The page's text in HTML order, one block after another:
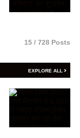
15 / 728 Posts
EXPLORE ALL